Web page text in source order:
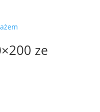
ze